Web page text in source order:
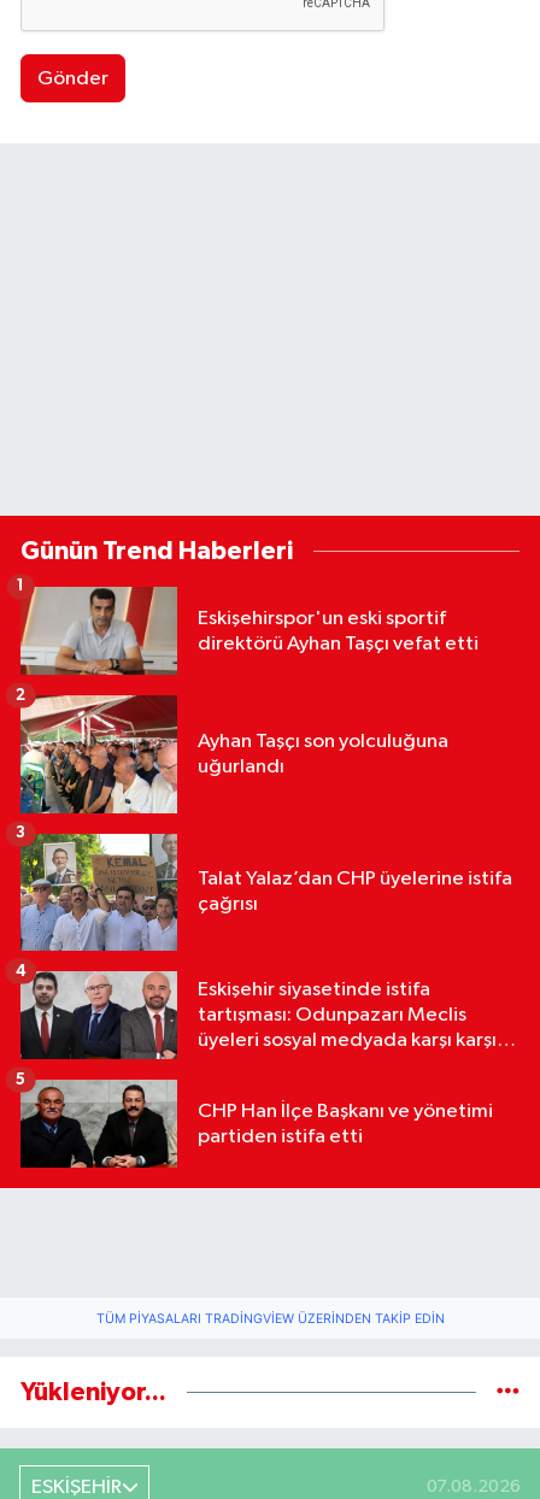
Gönder
Günün Trend Haberleri
Eskişehirspor'un eski sportif
direktörü Ayhan Taşçı vefat etti
1
Ayhan Taşçı son yolculuğuna
uğurlandı
2
Talat Yalaz’dan CHP üyelerine istifa
çağrısı
3
Eskişehir siyasetinde istifa
tartışması: Odunpazarı Meclis
üyeleri sosyal medyada karşı karşıya
4
CHP Han İlçe Başkanı ve yönetimi
partiden istifa etti
5
TÜM PIYASALARI TRADINGVIEW ÜZERINDEN TAKIP EDIN
Yükleniyor...
ESKİŞEHİR 07.08.2026